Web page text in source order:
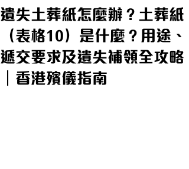
遺失土葬紙怎麼辦？土葬紙
（表格10）是什麼？用途、
遞交要求及遺失補領全攻略
｜香港殯儀指南